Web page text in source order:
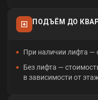
ПОДЪЁМ ДО
При наличии лифта —
Без лифта —
в зависимости от